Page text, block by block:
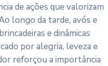
de ações que valorizam
longo da tarde, avós e
e dinâmicas
por alegria, leveza e
reforçou a importância